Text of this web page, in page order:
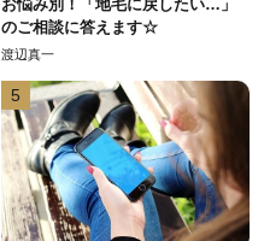
お悩み別！「地毛に戻したい…」
のご相談に答えます☆
渡辺真一
5